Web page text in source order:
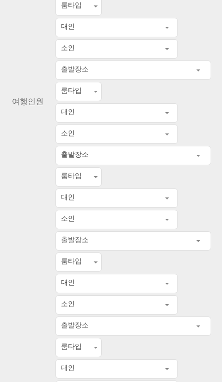
여행인원
룸타입
대인
소인
출발장소
룸타입
대인
소인
출발장소
룸타입
대인
소인
출발장소
룸타입
대인
소인
출발장소
룸타입
대인